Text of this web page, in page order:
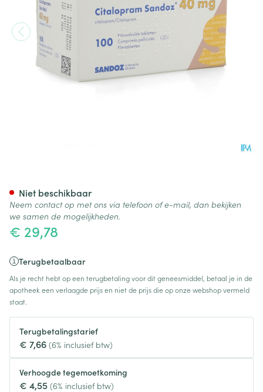
€ 29,78
Terugbetaalbaar
Als je recht hebt op een terugbetaling voor dit geneesmiddel, betaal je in de
apotheek een verlaagde prijs en niet de prijs die op onze webshop vermeld
staat.
Terugbetalingstarief
€ 7,66 (6% inclusief btw)
Verhoogde tegemoetkoming
€ 4,55 (6% inclusief btw)
Niet beschikbaar
Neem contact op met ons via telefoon of e-mail, dan bekijken
we samen de mogelijkheden.